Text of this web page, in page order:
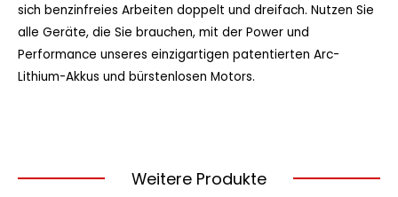
sich benzinfreies Arbeiten doppelt und dreifach. Nutzen Sie
alle Geräte, die Sie brauchen, mit der Power und
Performance unseres einzigartigen patentierten Arc-
Lithium-Akkus und bürstenlosen Motors.
Weitere Produkte